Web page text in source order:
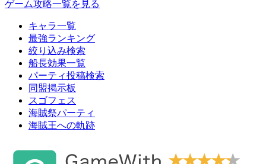
ゲーム攻略一覧を見る
キャラ一覧
最強ランキング
絞り込み検索
船長効果一覧
パーティ投稿検索
同盟掲示板
スゴフェス
海賊祭パーティ
海賊王への軌跡